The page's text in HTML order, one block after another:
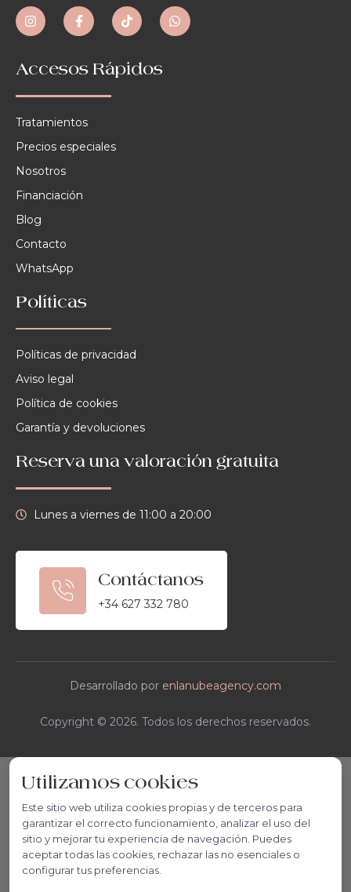
Accesos Rápidos
Tratamientos
Precios especiales
Nosotros
Financiación
Blog
Contacto
WhatsApp
Políticas
Políticas de privacidad
Aviso legal
Política de cookies
Garantía y devoluciones
Reserva una valoración gratuita
Lunes a viernes de 11:00 a 20:00
Contáctanos
+34 627 332 780
Desarrollado por enlanubeagency.com
Copyright © 2026. Todos los derechos reservados.
Utilizamos cookies
Este sitio web utiliza cookies propias y de terceros para
garantizar el correcto funcionamiento, analizar el uso del
sitio y mejorar tu experiencia de navegación. Puedes
aceptar todas las cookies, rechazar las no esenciales o
configurar tus preferencias.